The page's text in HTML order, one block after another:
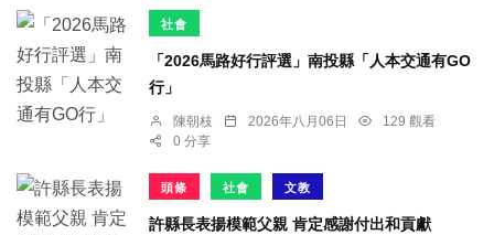
社會
「2026馬路好行評選」南投縣「人本交通有GO
行」
陳朝枝 2026年八月06日
129 觀看
0 分享
頭條 社會 文教
許縣長表揚模範父親 肯定感謝付出和貢獻